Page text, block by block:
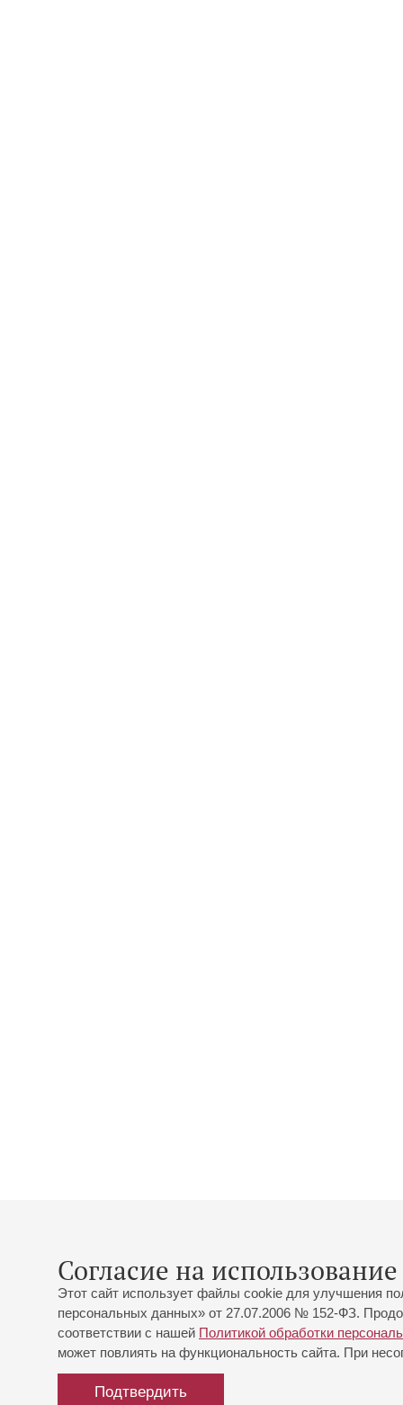
Согласие на
Этот сайт использует файлы cookie для улучшения
персональных данных» от 27.07.2006 № 152-ФЗ.
соответствии с нашей Политикой обработки
может повлиять на функциональность сайта. При
Подтвердить